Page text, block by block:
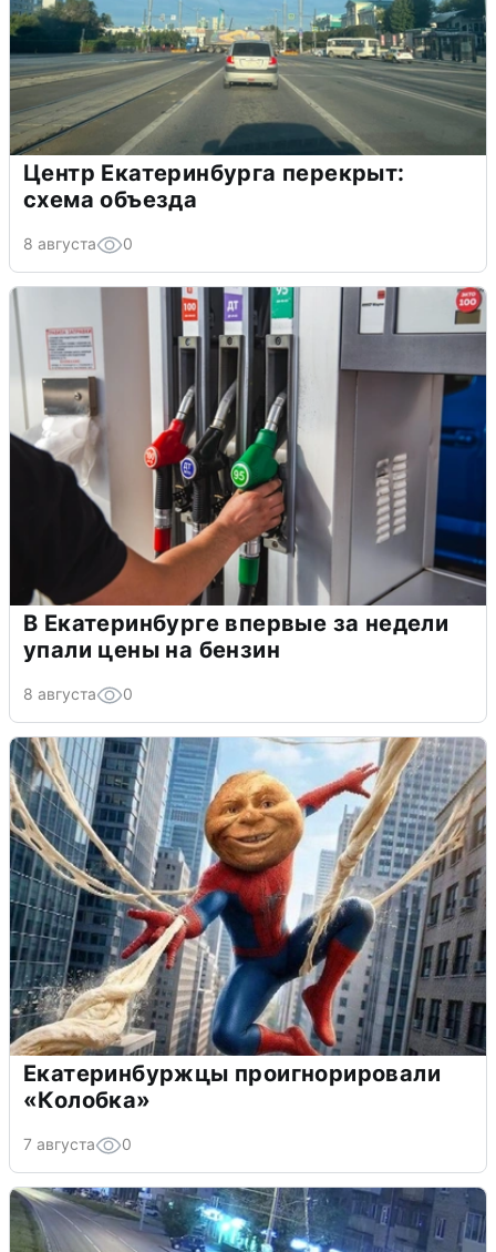
Центр Екатеринбурга перекрыт:
схема объезда
8 августа 0
В Екатеринбурге впервые за недели
упали цены на бензин
8 августа 0
Екатеринбуржцы проигнорировали
«Колобка»
7 августа 0